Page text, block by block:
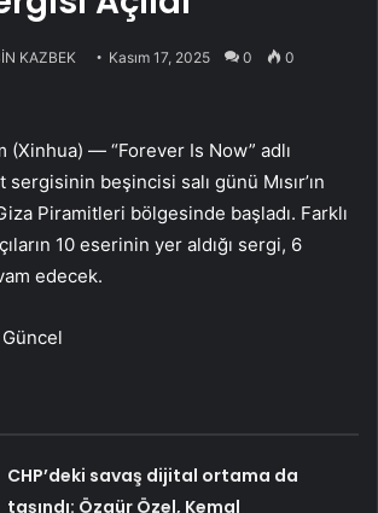
KAZBEK Kasım 17, 2025 0 0
(Xinhua) — “Forever Is Now” adlı
sergisinin beşincisi salı günü Mısır’ın
Piramitleri bölgesinde başladı. Farklı
10 eserinin yer aldığı sergi, 6
edecek.
CHP’deki savaş dijital ortama da
taşındı: Özgür Özel, Kemal